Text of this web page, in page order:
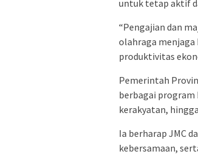
untuk tetap aktif
“Pengajian dan
olahraga menjaga
produktivitas
Pemerintah
berbagai program
kerakyatan,
Ia berharap JMC
kebersamaan,